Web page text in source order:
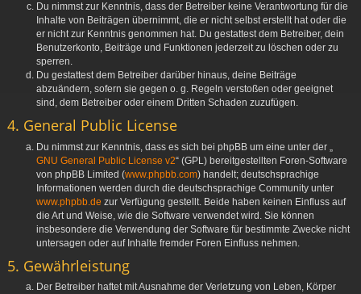
Du nimmst zur Kenntnis, dass der Betreiber keine Verantwortung für die
Inhalte von Beiträgen übernimmt, die er nicht selbst erstellt hat oder die
er nicht zur Kenntnis genommen hat. Du gestattest dem Betreiber, dein
Benutzerkonto, Beiträge und Funktionen jederzeit zu löschen oder zu
sperren.
Du gestattest dem Betreiber darüber hinaus, deine Beiträge
abzuändern, sofern sie gegen o. g. Regeln verstoßen oder geeignet
sind, dem Betreiber oder einem Dritten Schaden zuzufügen.
4. General Public License
Du nimmst zur Kenntnis, dass es sich bei phpBB um eine unter der „
GNU General Public License v2“ (GPL) bereitgestellten Foren-Software
von phpBB Limited (www.phpbb.com) handelt; deutschsprachige
Informationen werden durch die deutschsprachige Community unter
www.phpbb.de zur Verfügung gestellt. Beide haben keinen Einfluss auf
die Art und Weise, wie die Software verwendet wird. Sie können
insbesondere die Verwendung der Software für bestimmte Zwecke nicht
untersagen oder auf Inhalte fremder Foren Einfluss nehmen.
5. Gewährleistung
Der Betreiber haftet mit Ausnahme der Verletzung von Leben, Körper